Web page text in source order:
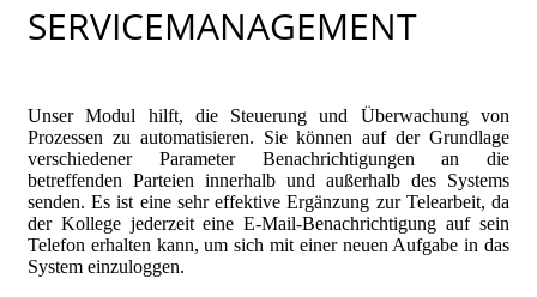
SERVICEMANAGEMENT
Unser Modul hilft, die Steuerung und Überwachung von
Prozessen zu automatisieren. Sie können auf der Grundlage
verschiedener Parameter Benachrichtigungen an die
betreffenden Parteien innerhalb und außerhalb des Systems
senden. Es ist eine sehr effektive Ergänzung zur Telearbeit, da
der Kollege jederzeit eine E-Mail-Benachrichtigung auf sein
Telefon erhalten kann, um sich mit einer neuen Aufgabe in das
System einzuloggen.